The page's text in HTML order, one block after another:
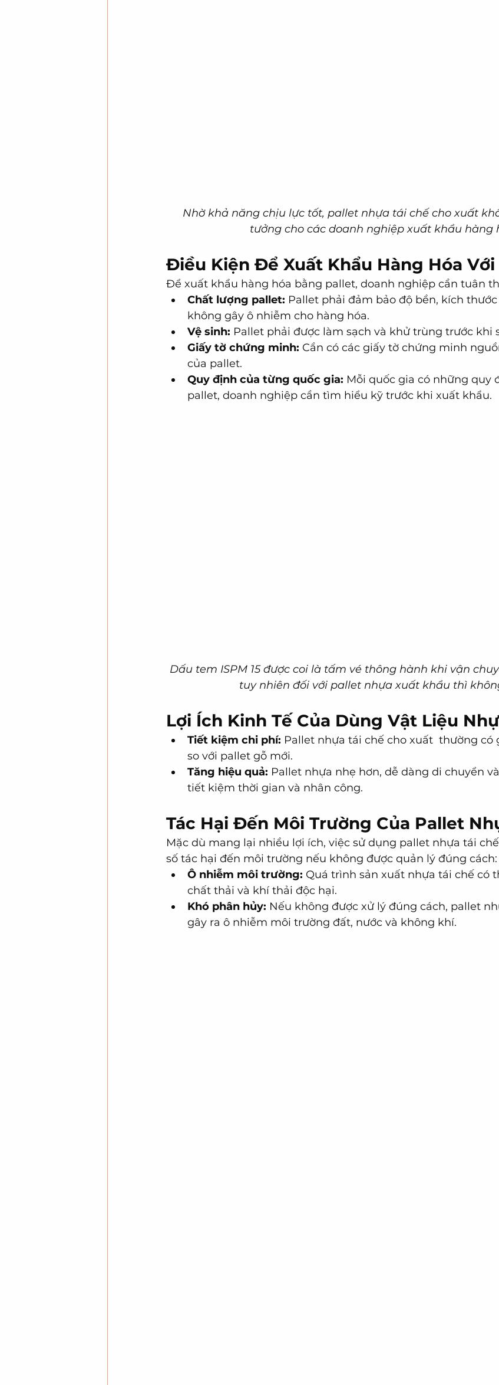
Nhờ khả năng chịu lực tốt, pallet nhựa tái chế cho xuất
tưởng cho các doanh nghiệp xuất khẩu hàng
Điều Kiện Để Xuất Khẩu Hàng Hóa
Để xuất khẩu hàng hóa bằng pallet, doanh nghiệp cần tuân
Chất lượng pallet: Pallet phải đảm bảo độ bền, kích
không gây ô nhiễm cho hàng hóa.
Vệ sinh: Pallet phải được làm sạch và khử trùng trước khi
Giấy tờ chứng minh: Cần có các giấy tờ chứng minh
của pallet.
Quy định của từng quốc gia: Mỗi quốc gia có những quy
pallet, doanh nghiệp cần tìm hiểu kỹ trước khi xuất khẩu.
Dấu tem ISPM 15 được coi là tấm vé thông hành khi vận
tuy nhiên đối với pallet nhựa xuất khẩu thì
Lợi Ích Kinh Tế Của Dùng Vật Liệu
Tiết kiệm chi phí: Pallet nhựa tái chế cho xuất  thường có
so với pallet gỗ mới.
Tăng hiệu quả: Pallet nhựa nhẹ hơn, dễ dàng di chuyển
tiết kiệm thời gian và nhân công.
Tác Hại Đến Môi Trường Của Pallet
Mặc dù mang lại nhiều lợi ích, việc sử dụng pallet nhựa tái
số tác hại đến môi trường nếu không được quản lý đúng cách:
Ô nhiễm môi trường: Quá trình sản xuất nhựa tái chế có
chất thải và khí thải độc hại.
Khó phân hủy: Nếu không được xử lý đúng cách, pallet
gây ra ô nhiễm môi trường đất, nước và không khí.